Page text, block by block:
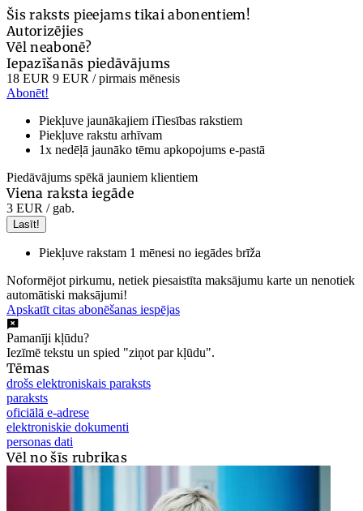
Šis raksts pieejams tikai abonentiem!
Autorizējies
Vēl neabonē?
Iepazīšanās piedāvājums
18 EUR 9 EUR / pirmais mēnesis
Abonēt!
Piekļuve jaunākajiem iTiesības rakstiem
Piekļuve rakstu arhīvam
1x nedēļā jaunāko tēmu apkopojums e-pastā
Piedāvājums spēkā jauniem klientiem
Viena raksta iegāde
3 EUR / gab.
Lasīt!
Piekļuve rakstam 1 mēnesi no iegādes brīža
Noformējot pirkumu, netiek piesaistīta maksājumu karte un nenotiek
automātiski maksājumi!
Apskatīt citas abonēšanas iespējas
Pamanīji kļūdu?
Iezīmē tekstu un spied "ziņot par kļūdu".
Tēmas
drošs elektroniskais paraksts
paraksts
oficiālā e-adrese
elektroniskie dokumenti
personas dati
Vēl no šīs rubrikas